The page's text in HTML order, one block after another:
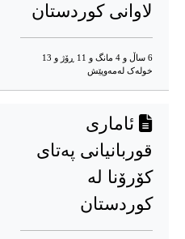
لاوانی کوردستان
6 ساڵ و 4 مانگ و 11 ڕۆژ و 13
خوله‌ک له‌مه‌وپێش‌
ئاماری
قوربانیانی پەتای
کۆرۆنا لە
کوردستان